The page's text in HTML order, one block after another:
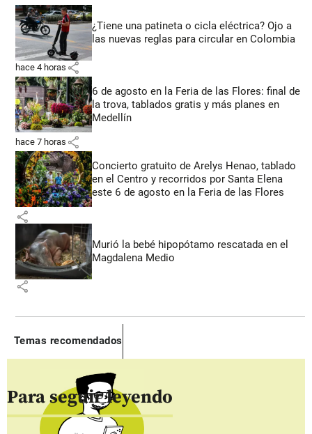
¿Tiene una patineta o cicla eléctrica? Ojo a
las nuevas reglas para circular en Colombia
hace 4 horas share
6 de agosto en la Feria de las Flores: final de
la trova, tablados gratis y más planes en
Medellín
hace 7 horas share
Concierto gratuito de Arelys Henao, tablado
en el Centro y recorridos por Santa Elena
este 6 de agosto en la Feria de las Flores
share
Murió la bebé hipopótamo rescatada en el
Magdalena Medio
share
Temas recomendados
Para seguir leyendo